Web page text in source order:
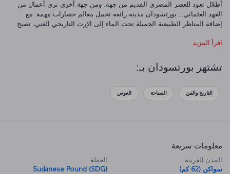
أطلال تعود للعصر المصري القديم من جهة، ومن جهة أخرى نرى أعمال من
العهد العثماني... بورتسودان مدينة رائعة تحمل معالم حضارات مهمة. مع
إضافة المناظر الطبيعية الجميلة تحت الماء إلى الإرث التاريخي الغني، تصبح
الغوص على وجه الخصوص.
اقرأ المزيد
تشتهر بورتسودان بـ:
التاريخ والفن السباحة الغوص
معلومات سريعة
المدن القريبة
سواكن (62 كم)
العملة
Sudanese Pound (SDG)